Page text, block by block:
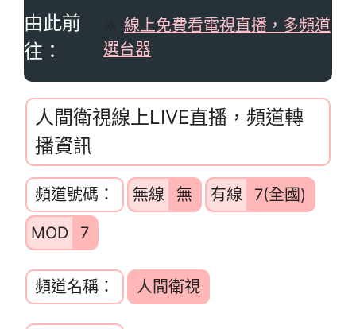
由此前
往：
線上免費看電視直播，多頻道
選台器
人間衛視線上LIVE直播，頻道轉
播資訊
頻道號碼： 無線 無 有線
7(全國)
MOD
7
頻道名稱： 人間衛視